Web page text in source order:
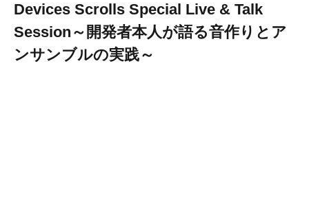
Devices Scrolls Special Live & Talk
Session～開発者本人が語る音作りとア
ンサンブルの実践～